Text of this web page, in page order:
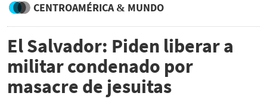
CENTROAMÉRICA & MUNDO
El Salvador: Piden liberar a
militar condenado por
masacre de jesuitas